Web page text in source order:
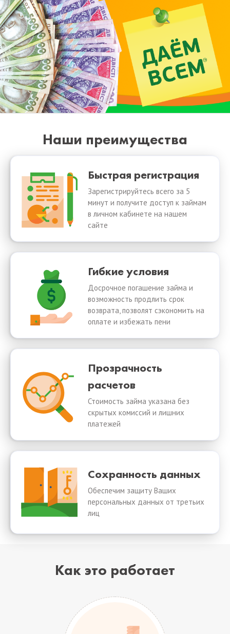
Наши преимущества
Быстрая регистрация
Зарегистрируйтесь всего за 5
минут и получите доступ к займам
в личном кабинете на нашем
сайте
Гибкие условия
Досрочное погашение займа и
возможность продлить срок
возврата, позволят сэкономить на
оплате и избежать пени
Прозрачность
расчетов
Стоимость займа указана без
скрытых комиссий и лишних
платежей
Сохранность данных
Обеспечим защиту Ваших
персональных данных от третьих
лиц
Как это работает